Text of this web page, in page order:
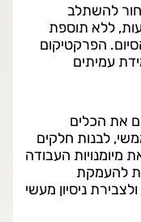
להשתלב
של עד כ־30 שעות, ללא תוספת
הפרקטיקום
עמיתים
הכלים
לבנות חלקים
העבודה
להעמקת
ניסיון מעשי